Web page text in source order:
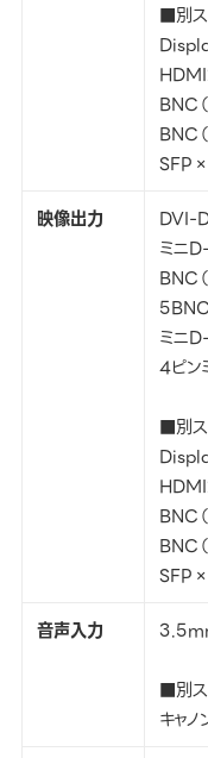
■別ス
BNC
BNC
映像出力
DVI-
ミニ
BNC
ミニ
4ピン
■別ス
BNC
BNC
音声入力
■別ス
キャ